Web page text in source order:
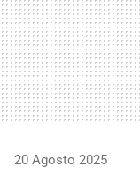
20 Agosto 2025